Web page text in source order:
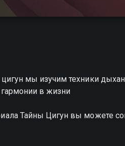
цигун мы изучим техники
гармонии в жизни
Тайны Цигун вы можете